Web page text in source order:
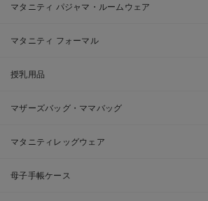
マタニティ パジャマ・ルームウェア
マタニティ フォーマル
授乳用品
マザーズバッグ・ママバッグ
マタニティレッグウェア
母子手帳ケース